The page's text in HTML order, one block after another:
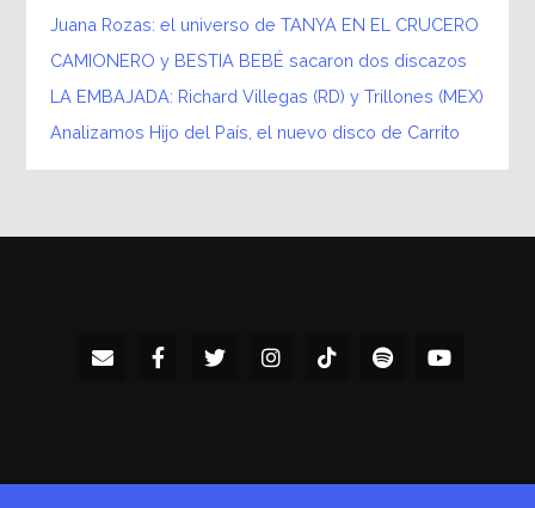
Juana Rozas: el universo de TANYA EN EL CRUCERO
CAMIONERO y BESTIA BEBÉ sacaron dos discazos
LA EMBAJADA: Richard Villegas (RD) y Trillones (MEX)
Analizamos Hijo del País, el nuevo disco de Carrito